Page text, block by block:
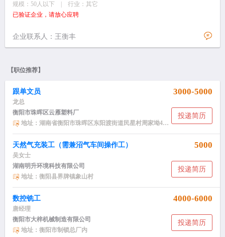
规模：50人以下 | 行业：其它
已验证企业，请放心应聘
企业联系人：王衡丰
【职位推荐】
跟单文员 3000-5000
龙总
投递简历
衡阳市珠晖区云雁塑料厂
地址：湖南省衡阳市珠晖区东阳渡街道民星村周家坳44号
天然气充装工（需兼沼气车间操作工） 5000
吴女士
投递简历
湖南明升环境科技有限公司
地址：衡阳县界牌镇象山村
数控铣工 4000-6000
唐经理
投递简历
衡阳市大梓机械制造有限公司
地址：衡阳市制锁总厂内